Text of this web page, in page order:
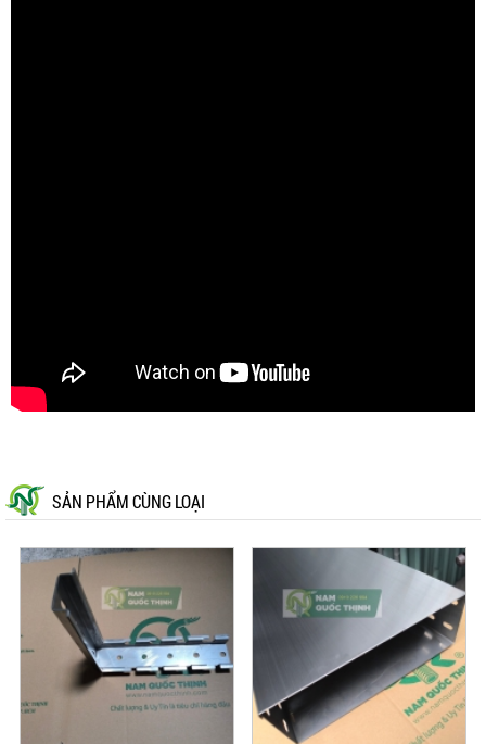
SẢN PHẨM CÙNG LOẠI